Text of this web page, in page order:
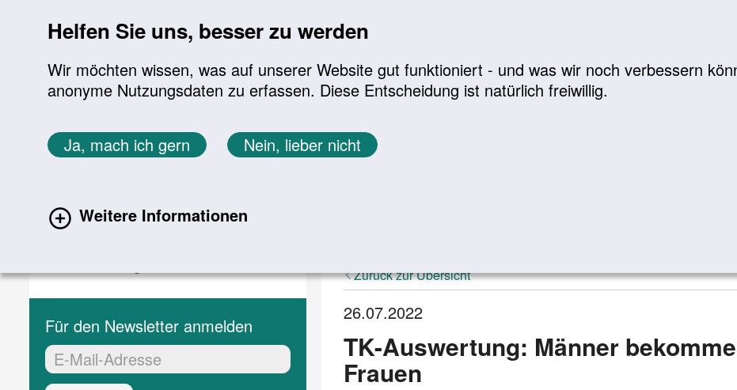
Helfen Sie uns, besser zu werden
Wir möchten wissen, was auf unserer Website gut funktioniert - und was wir noch verbessern
anonyme Nutzungsdaten zu erfassen. Diese Entscheidung ist natürlich freiwillig.
Ja, mach ich gern Nein, lieber nicht
Weitere Informationen
Sie befinden sich hier:
Startseite Aktuelles Aktuelle Meldungen
Aktuelle Meldungen
Für den Newsletter anmelden
EMail-Adresse:*
Zurück zur Übersicht
26.07.2022
TK-Auswer­tung: Männer
Frauen